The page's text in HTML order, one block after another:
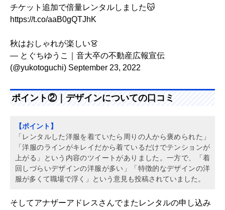
チケット追加で倍量レンタルしました😽
https://t.co/aaB0gQTJhK
秋はおしゃれが楽しい👗
— とぐちゆうこ｜音大卒の不動産広報宣伝
(@yukotoguchi) September 23, 2022
ポイント②｜デザインについての口コミ
【ポイント】
「レンタルした洋服を着ていたら周りの人から褒められた」
「洋服のラインがキレイだから着ているだけでテンションが
上がる」という内容のツイートがありました。一方で、「着
回しづらいデザインの洋服が多い」「特徴的なデザインの洋
服が多くて職場で浮く」という意見も投稿されていました。
そしてアナザーアドレスさんでまたレンタルの申し込み